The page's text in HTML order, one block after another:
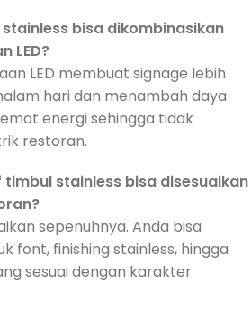
bisa dikombinasikan
LED?
LED membuat signage lebih
hari dan menambah daya
energi sehingga tidak
restoran.
stainless bisa disesuaikan
sepenuhnya. Anda bisa
font, finishing stainless, hingga
sesuai dengan karakter